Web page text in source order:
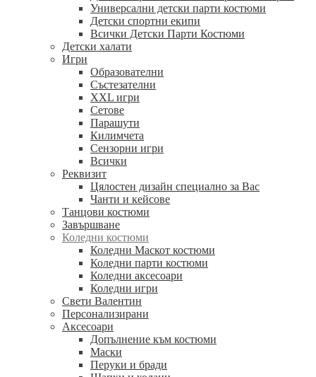
Универсални детски парти костюми
Детски спортни екипи
Всички Детски Парти Костюми
Детски халати
Игри
Образователни
Състезателни
XXL игри
Сетове
Парашути
Килимчета
Сензорни игри
Всички
Реквизит
Цялостен дизайн специално за Вас
Чанти и кейсове
Танцови костюми
Завършване
Коледни костюми
Коледни Маскот костюми
Коледни парти костюми
Коледни аксесоари
Коледни игри
Свети Валентин
Персонализирани
Аксесоари
Допълнение към костюми
Маски
Перуки и бради